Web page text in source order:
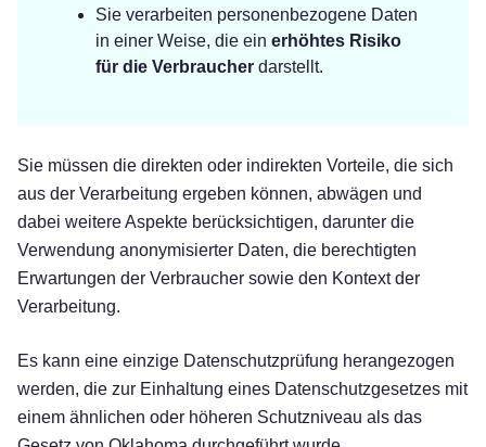
Sie verarbeiten personenbezogene Daten
in einer Weise, die ein erhöhtes Risiko
für die Verbraucher darstellt.
Sie müssen die direkten oder indirekten Vorteile, die sich
aus der Verarbeitung ergeben können, abwägen und
dabei weitere Aspekte berücksichtigen, darunter die
Verwendung anonymisierter Daten, die berechtigten
Erwartungen der Verbraucher sowie den Kontext der
Verarbeitung.
Es kann eine einzige Datenschutzprüfung herangezogen
werden, die zur Einhaltung eines Datenschutzgesetzes mit
einem ähnlichen oder höheren Schutzniveau als das